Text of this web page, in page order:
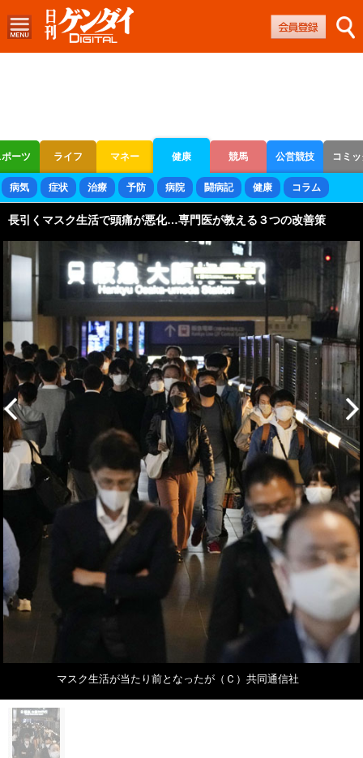
ーツ ライフ マネー 健康 競馬 公営競技 コミ
ボートレース 競輪 オートレース
病気 症状 治療 予防 病院 闘病記 健康 コラム
長引くマスク生活で頭痛が悪化…専門医が教える３つの改善策
マスク生活が当たり前となったが（Ｃ）共同通信社